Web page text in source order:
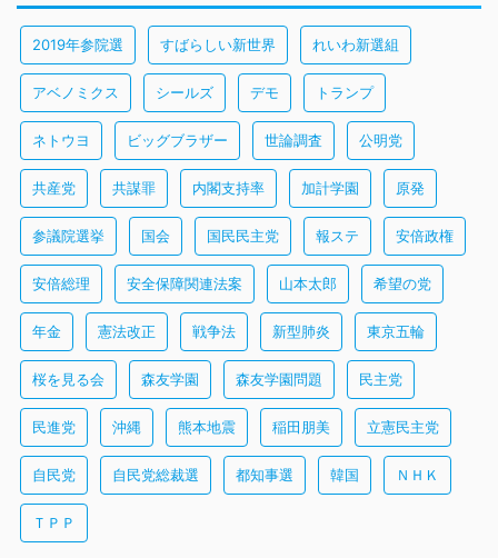
2019年参院選 すばらしい新世界 れいわ新選組
アベノミクス シールズ デモ トランプ
ネトウヨ ビッグブラザー 世論調査 公明党
共産党 共謀罪 内閣支持率 加計学園 原発
参議院選挙 国会 国民民主党 報ステ 安倍政権
安倍総理 安全保障関連法案 山本太郎 希望の党
年金 憲法改正 戦争法 新型肺炎 東京五輪
桜を見る会 森友学園 森友学園問題 民主党
民進党 沖縄 熊本地震 稲田朋美 立憲民主党
自民党 自民党総裁選 都知事選 韓国 ＮＨＫ
ＴＰＰ